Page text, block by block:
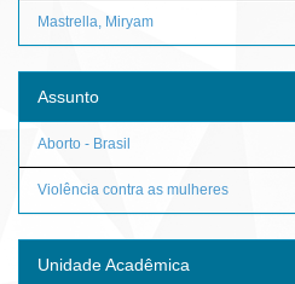
Mastrella, Miryam
Assunto
Aborto - Brasil
Violência contra as mulheres
Unidade Acadêmica